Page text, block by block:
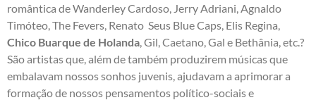
romântica de Wanderley Cardoso, Jerry Adriani, Agnaldo
Timóteo, The Fevers, Renato Seus Blue Caps, Elis Regina,
Chico Buarque de Holanda, Gil, Caetano, Gal e Bethânia, etc.?
São artistas que, além de também produzirem músicas que
embalavam nossos sonhos juvenis, ajudavam a aprimorar a
formação de nossos pensamentos político-sociais e